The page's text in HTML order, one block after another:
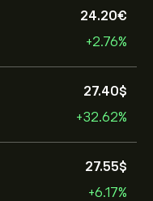
24.20‎€‎
+2.76%
27.40‎$‎
+32.62%
27.55‎$‎
+6.17%